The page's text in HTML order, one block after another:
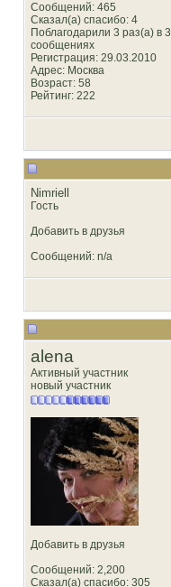
Сообщений: 465
Сказал(а) спасибо: 4
Поблагодарили 3 раз(а) в 3
сообщениях
Регистрация: 29.03.2010
Адрес: Москва
Возраст: 58
Рейтинг: 222
Nimriell
Гость
Добавить в друзья
Сообщений: n/a
alena
Активный участник
новый участник
Добавить в друзья
Сообщений: 2,200
Сказал(а) спасибо: 305